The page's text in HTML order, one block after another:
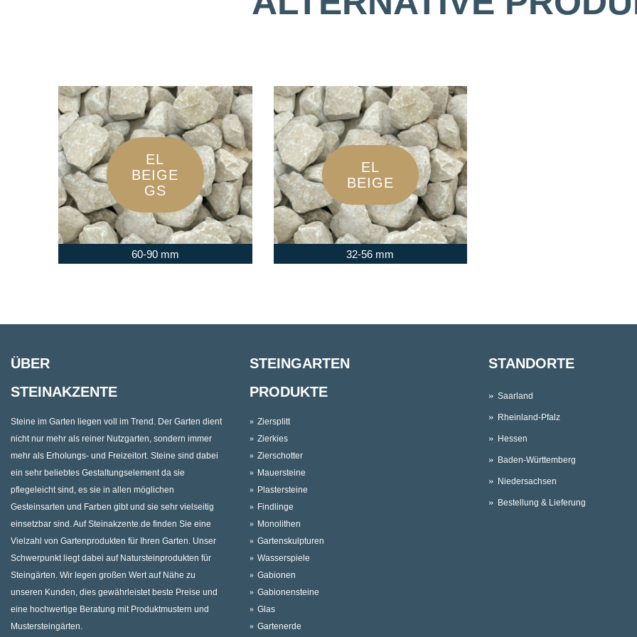
EL
BEIGE
GS
60-90 mm
EL
BEIGE
32-56 mm
ÜBER
STEINAKZENTE
Steine im Garten liegen voll im Trend. Der Garten dient
nicht nur mehr als reiner Nutzgarten, sondern immer
mehr als Erholungs- und Freizeitort. Steine sind dabei
ein sehr beliebtes Gestaltungselement da sie
pflegeleicht sind, es sie in allen möglichen
Gesteinsarten und Farben gibt und sie sehr vielseitig
einsetzbar sind. Auf Steinakzente.de finden Sie eine
Vielzahl von Gartenprodukten für Ihren Garten. Unser
Schwerpunkt liegt dabei auf Natursteinprodukten für
Steingärten. Wir legen großen Wert auf Nähe zu
unseren Kunden, dies gewährleistet beste Preise und
eine hochwertige Beratung mit Produktmustern und
Mustersteingärten.
STEINGARTEN
PRODUKTE
Ziersplitt
Zierkies
Zierschotter
Mauersteine
Plastersteine
Findlinge
Monolithen
Gartenskulpturen
Wasserspiele
Gabionen
Gabionensteine
Glas
Gartenerde
STANDORTE
Saarland
Rheinland-Pfalz
Hessen
Baden-Württemberg
Niedersachsen
Bestellung & Lieferung